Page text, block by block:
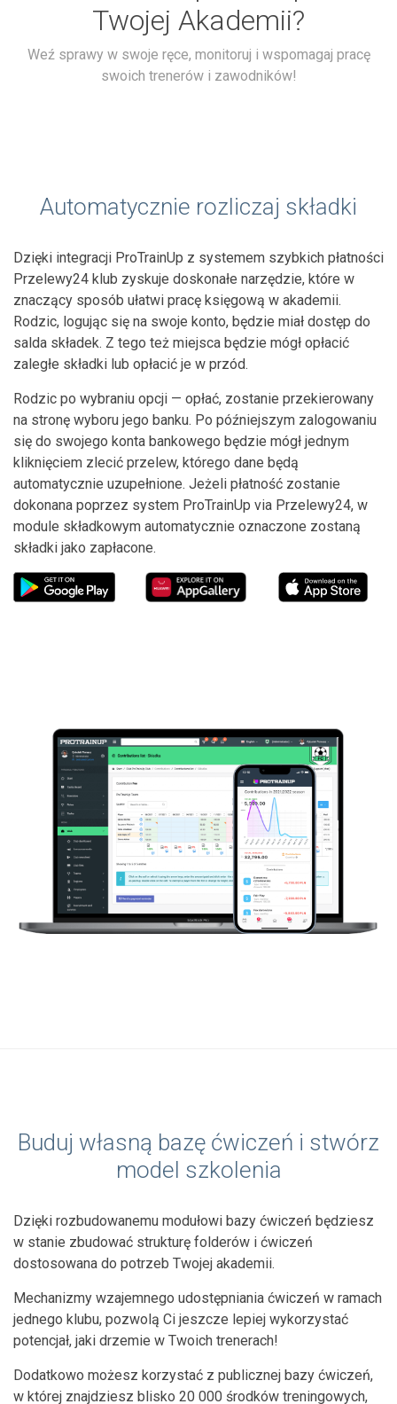
Twojej Akademii?
Weź sprawy w swoje ręce, monitoruj i wspomagaj pracę
swoich trenerów i zawodników!
Automatycznie rozliczaj składki
Dzięki integracji ProTrainUp z systemem szybkich płatności
Przelewy24 klub zyskuje doskonałe narzędzie, które w
znaczący sposób ułatwi pracę księgową w akademii.
Rodzic, logując się na swoje konto, będzie miał dostęp do
salda składek. Z tego też miejsca będzie mógł opłacić
zaległe składki lub opłacić je w przód.
Rodzic po wybraniu opcji — opłać, zostanie przekierowany
na stronę wyboru jego banku. Po późniejszym zalogowaniu
się do swojego konta bankowego będzie mógł jednym
kliknięciem zlecić przelew, którego dane będą
automatycznie uzupełnione. Jeżeli płatność zostanie
dokonana poprzez system ProTrainUp via Przelewy24, w
module składkowym automatycznie oznaczone zostaną
składki jako zapłacone.
Buduj własną bazę ćwiczeń i stwórz
model szkolenia
Dzięki rozbudowanemu modułowi bazy ćwiczeń będziesz
w stanie zbudować strukturę folderów i ćwiczeń
dostosowana do potrzeb Twojej akademii.
Mechanizmy wzajemnego udostępniania ćwiczeń w ramach
jednego klubu, pozwolą Ci jeszcze lepiej wykorzystać
potencjał, jaki drzemie w Twoich trenerach!
Dodatkowo możesz korzystać z publicznej bazy ćwiczeń,
w której znajdziesz blisko 20 000 środków treningowych,